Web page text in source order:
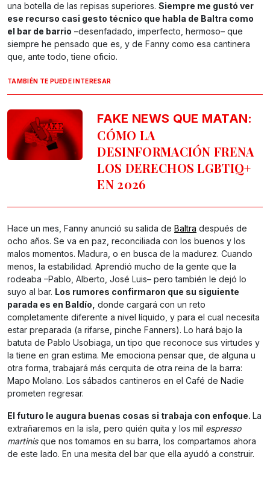
una botella de las repisas superiores. Siempre me gustó ver
ese recurso casi gesto técnico que habla de Baltra como
el bar de barrio –desenfadado, imperfecto, hermoso– que
siempre he pensado que es, y de Fanny como esa cantinera
que, ante todo, tiene oficio.
TAMBIÉN TE PUEDE INTERESAR
FAKE NEWS QUE MATAN:
CÓMO LA
DESINFORMACIÓN FRENA
LOS DERECHOS LGBTIQ+
EN 2026
Hace un mes, Fanny anunció su salida de Baltra después de
ocho años. Se va en paz, reconciliada con los buenos y los
malos momentos. Madura, o en busca de la madurez. Cuando
menos, la estabilidad. Aprendió mucho de la gente que la
rodeaba –Pablo, Alberto, José Luis– pero también le dejó lo
suyo al bar. Los rumores confirmaron que su siguiente
parada es en Baldío, donde cargará con un reto
completamente diferente a nivel líquido, y para el cual necesita
estar preparada (a rifarse, pinche Fanners). Lo hará bajo la
batuta de Pablo Usobiaga, un tipo que reconoce sus virtudes y
la tiene en gran estima. Me emociona pensar que, de alguna u
otra forma, trabajará más cerquita de otra reina de la barra:
Mapo Molano. Los sábados cantineros en el Café de Nadie
prometen regresar.
El futuro le augura buenas cosas si trabaja con enfoque. La
extrañaremos en la isla, pero quién quita y los mil espresso
martinisque nos tomamos en su barra, los compartamos ahora
de este lado. En una mesita del bar que ella ayudó a construir.